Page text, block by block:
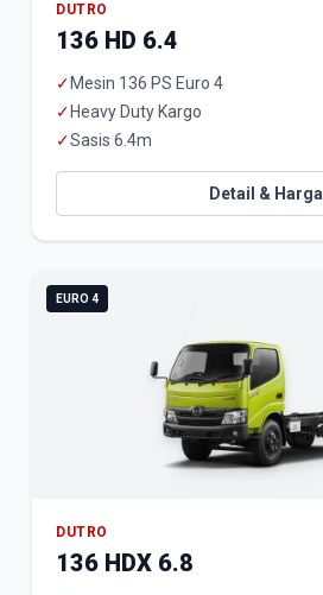
DUTRO
136 HD 6.4
✓ Mesin 136 PS Euro 4
✓ Heavy Duty Kargo
✓Sasis 6.4m
Detail & Harga
EURO 4
DUTRO
136 HDX 6.8